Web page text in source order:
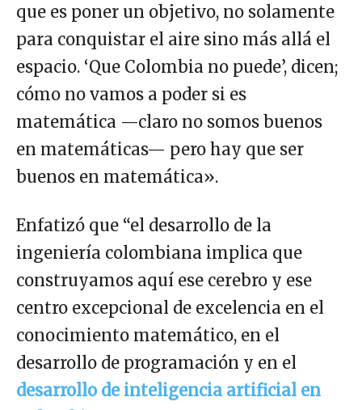
que es poner un objetivo, no solamente
para conquistar el aire sino más allá el
espacio. ‘Que Colombia no puede’, dicen;
cómo no vamos a poder si es
matemática —claro no somos buenos
en matemáticas— pero hay que ser
buenos en matemática».
Enfatizó que “el desarrollo de la
ingeniería colombiana implica que
construyamos aquí ese cerebro y ese
centro excepcional de excelencia en el
conocimiento matemático, en el
desarrollo de programación y en el
desarrollo de inteligencia artificial en